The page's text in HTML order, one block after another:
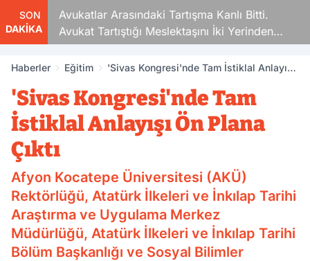
SON
DAKİKA
Avukatlar Arasındaki Tartışma Kanlı Bitti.
Avukat Tartıştığı Meslektaşını İki Yerinden
Vurdu
Haberler Eğitim
'Sivas Kongresi'nde Tam İstiklal Anlayışı
'Sivas Kongresi'nde Tam
İstiklal Anlayışı Ön Plana
Çıktı
Afyon Kocatepe Üniversitesi (AKÜ)
Rektörlüğü, Atatürk İlkeleri ve İnkılap Tarihi
Araştırma ve Uygulama Merkez
Müdürlüğü, Atatürk İlkeleri ve İnkılap Tarihi
Bölüm Başkanlığı ve Sosyal Bilimler